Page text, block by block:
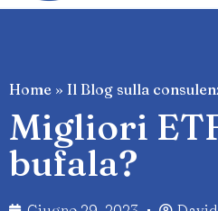
Home » Il Blog sulla
Migliori
bufala?